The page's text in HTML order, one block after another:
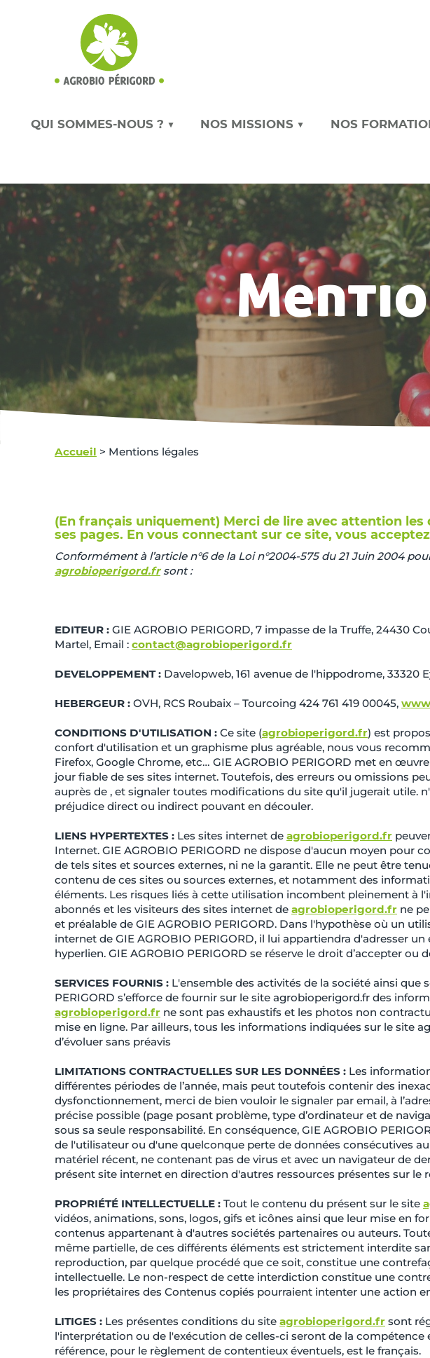
QUI SOMMES-NOUS ? ▼ NOS MISSIONS ▼ NOS
Accueil > Mentions légales
(En français uniquement) Merci de lire avec attention
ses pages. En vous connectant sur ce site, vous
Conformément à l’article n°6 de la Loi n°2004-575 du 21 Juin 2004
agrobioperigord.frsont :
EDITEUR : GIE AGROBIO PERIGORD, 7 impasse de la Truffe, 24430
Martel, Email : contact@agrobioperigord.fr
DEVELOPPEMENT : Davelopweb, 161 avenue de l'hippodrome, 33320
HEBERGEUR : OVH, RCS Roubaix – Tourcoing 424 761 419 00045,
CONDITIONS D'UTILISATION : Ce site (agrobioperigord.fr) est
confort d'utilisation et un graphisme plus agréable, nous vous
Firefox, Google Chrome, etc… GIE AGROBIO PERIGORD met en
jour fiable de ses sites internet. Toutefois, des erreurs ou omissions
auprès de , et signaler toutes modifications du site qu'il jugerait utile.
préjudice direct ou indirect pouvant en découler.
LIENS HYPERTEXTES : Les sites internet de agrobioperigord.fr
Internet. GIE AGROBIO PERIGORD ne dispose d'aucun moyen pour
de tels sites et sources externes, ni ne la garantit. Elle ne peut être
contenu de ces sites ou sources externes, et notamment des
éléments. Les risques liés à cette utilisation incombent pleinement à
abonnés et les visiteurs des sites internet de agrobioperigord.fr ne
et préalable de GIE AGROBIO PERIGORD. Dans l'hypothèse où un
internet de GIE AGROBIO PERIGORD, il lui appartiendra d'adresser
hyperlien. GIE AGROBIO PERIGORD se réserve le droit d’accepter
SERVICES FOURNIS : L'ensemble des activités de la société ainsi
PERIGORD s’efforce de fournir sur le site agrobioperigord.fr des
agrobioperigord.fr ne sont pas exhaustifs et les photos non
mise en ligne. Par ailleurs, tous les informations indiquées sur le site
d’évoluer sans préavis
LIMITATIONS CONTRACTUELLES SUR LES DONNÉES : Les
différentes périodes de l’année, mais peut toutefois contenir des
dysfonctionnement, merci de bien vouloir le signaler par email, à
précise possible (page posant problème, type d’ordinateur et de
sous sa seule responsabilité. En conséquence, GIE AGROBIO
de l'utilisateur ou d'une quelconque perte de données consécutives
matériel récent, ne contenant pas de virus et avec un navigateur de
présent site internet en direction d'autres ressources présentes sur le
PROPRIÉTÉ INTELLECTUELLE : Tout le contenu du présent sur le site
vidéos, animations, sons, logos, gifs et icônes ainsi que leur mise en
contenus appartenant à d'autres sociétés partenaires ou auteurs.
même partielle, de ces différents éléments est strictement interdite
reproduction, par quelque procédé que ce soit, constitue une
intellectuelle. Le non-respect de cette interdiction constitue une
les propriétaires des Contenus copiés pourraient intenter une action
LITIGES : Les présentes conditions du site agrobioperigord.fr sont
l'interprétation ou de l'exécution de celles-ci seront de la
référence, pour le règlement de contentieux éventuels, est le français.